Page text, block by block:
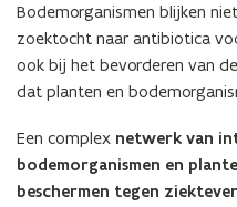
Bodemorganismen blijken
zoektocht naar antibiotica
ook bij het bevorderen van
dat planten en
Een complex netwerk van
bodemorganismen en
beschermen tegen